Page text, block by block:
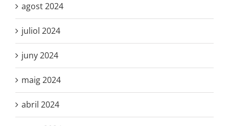
agost 2024
juliol 2024
juny 2024
maig 2024
abril 2024